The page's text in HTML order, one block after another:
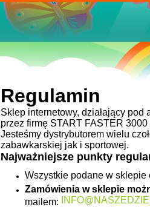
Regulamin
Sklep internetowy, działający
przez firmę START FASTER
Jesteśmy dystrybutorem wielu
zabawkarskiej jak i sportowej.
Najważniejsze punkty
Wszystkie podane w sklepie
Zamówienia w sklepie
mailem: